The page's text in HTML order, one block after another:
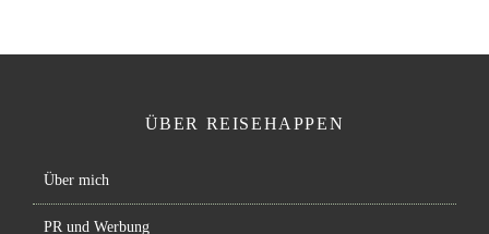
ÜBER REISEHAPPEN
Über mich
PR und Werbung